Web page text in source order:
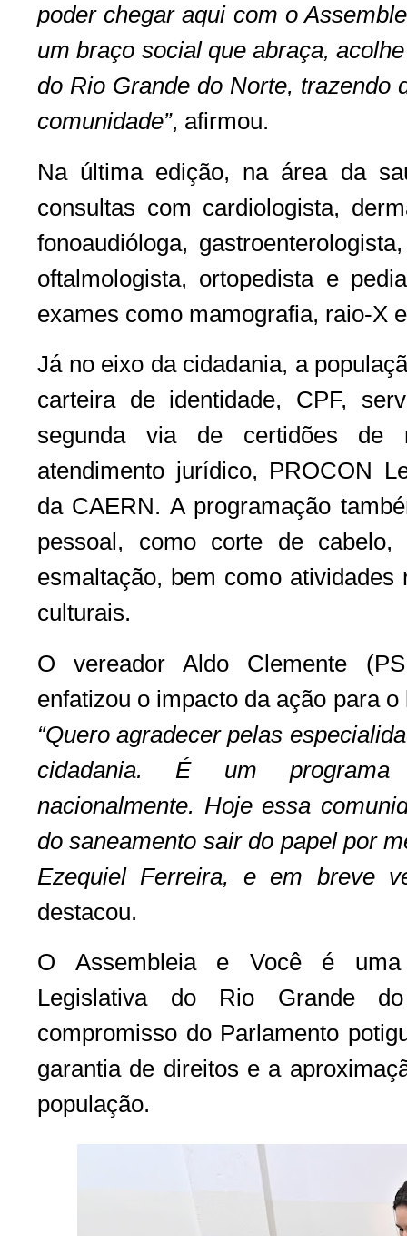
poder chegar aqui com o
um braço social que abraça,
do Rio Grande do Norte, trazendo
comunidade”, afirmou.
Na última edição, na área da
consultas com cardiologista,
fonoaudióloga,
oftalmologista, ortopedista e
exames como mamografia, raio-X
Já no eixo da cidadania, a
carteira de identidade, CPF,
segunda via de certidões de
atendimento jurídico, PROCON
da CAERN. A programação
pessoal, como corte de
esmaltação, bem como atividades
culturais.
O vereador Aldo Clemente
enfatizou o impacto da ação para
“Quero agradecer pelas
cidadania. É um
nacionalmente. Hoje essa
do saneamento sair do papel por
Ezequiel Ferreira, e em breve
destacou.
O Assembleia e Você é uma
Legislativa do Rio Grande
compromisso do Parlamento
garantia de direitos e a
população.